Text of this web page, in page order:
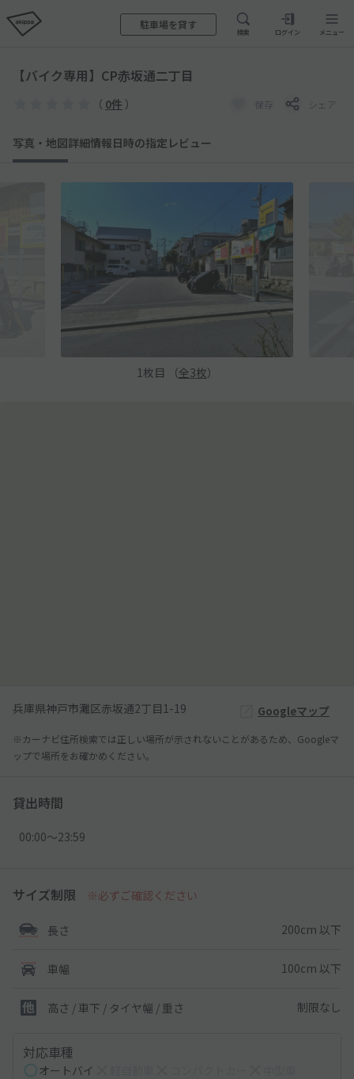
駐車場を貸す
検索 ログイン メニュー
【バイク専用】CP赤坂通二丁目
（ 0件 ） 保存 シェア
写真・地図詳細情報日時の指定 レビュー
1 枚目 （全3枚）
兵庫県神戸市灘区赤坂通2丁目1-19 Googleマップ
※カーナビ住所検索では正しい場所が示されないことがあるため、Googleマ
ップで場所をお確かめください。
貸出時間
00:00〜23:59
サイズ制限 ※必ずご確認ください
長さ 200cm 以下
車幅 100cm 以下
高さ / 車下 / タイヤ幅 / 重さ 制限なし
対応車種
オートバイ